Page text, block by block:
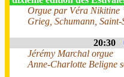
Orgue par Véra Nikitine
Grieg, Schumann,
20:30
Jérémy Marchal orgue
Anne-Charlotte Beligne